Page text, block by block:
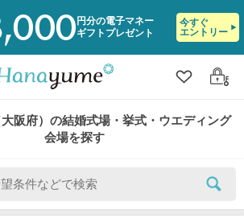
円分の電子マネー
ギフトプレゼント
今すぐ
エントリー
クリップ
ログ
阪府）の結婚式場・挙式・ウエディング
会場を探す